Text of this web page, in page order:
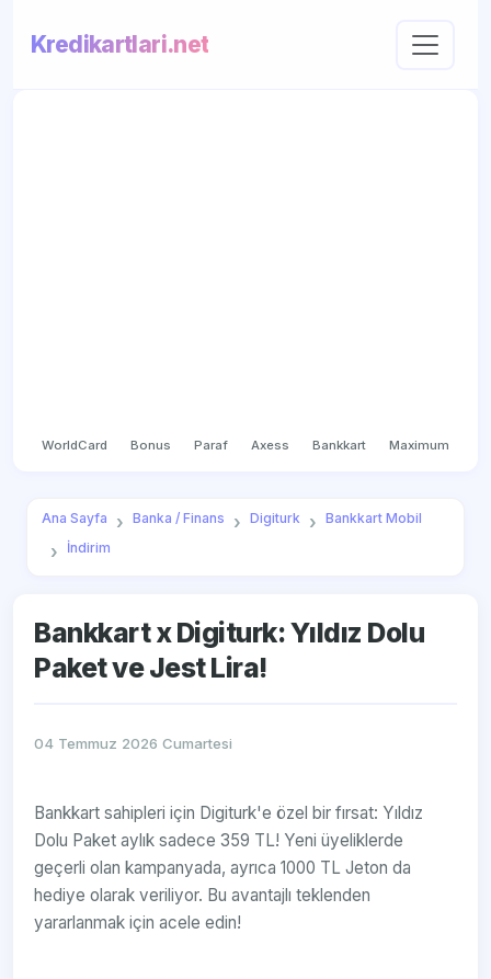
Kredikartlari.net
WorldCard Bonus Paraf Axess Bankkart Maximum
Ana Sayfa Banka / Finans Digiturk
Bankkart Mobil
İndirim
Bankkart x Digiturk: Yıldız Dolu
Paket ve Jest Lira!
04 Temmuz 2026 Cumartesi
Bankkart sahipleri için Digiturk'e özel bir fırsat: Yıldız
Dolu Paket aylık sadece 359 TL! Yeni üyeliklerde
geçerli olan kampanyada, ayrıca 1000 TL Jeton da
hediye olarak veriliyor. Bu avantajlı teklenden
yararlanmak için acele edin!